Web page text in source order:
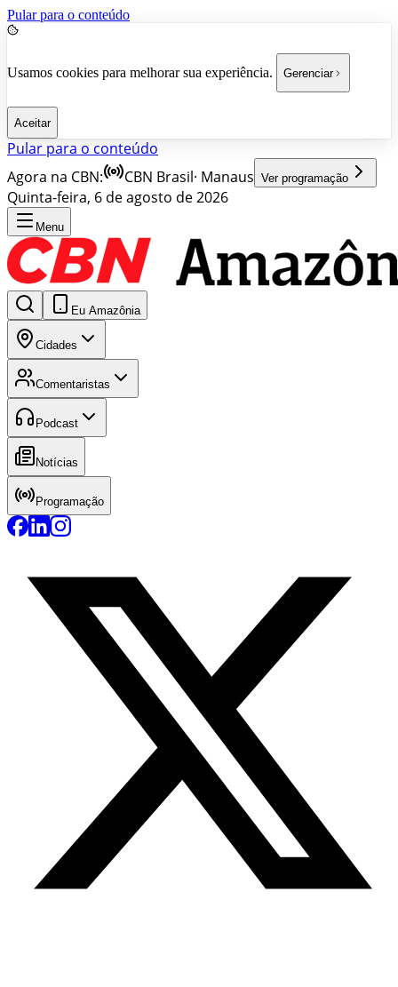
Pular para o conteúdo
Usamos cookies para melhorar sua experiência. Gerenciar
Aceitar
Pular para o conteúdo
Agora na CBN:
CBN Brasil· Manaus Ver programação
Quinta-feira, 6 de agosto de 2026
Menu
Eu Amazônia
Cidades
Comentaristas
Podcast
Notícias
Programação